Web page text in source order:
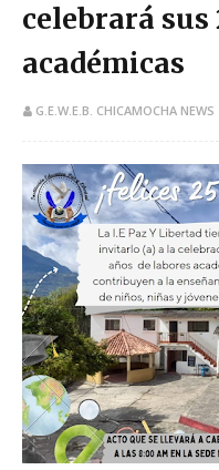
celebrará sus
académicas
G.E.W.E.B. CHICAMOCHA NEWS